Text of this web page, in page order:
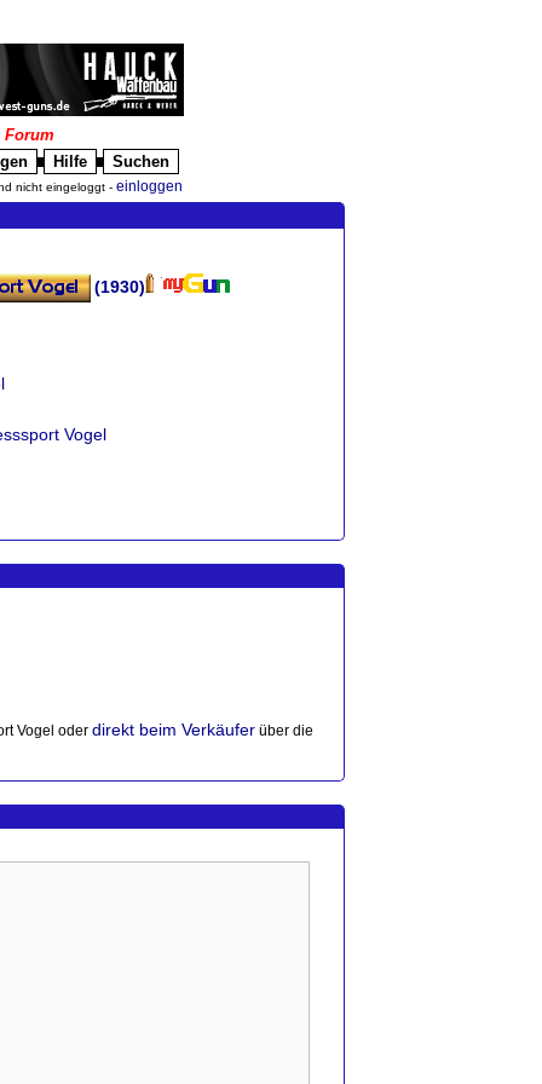
Forum
Hilfe Suchen
nicht eingeloggt - einloggen
(1930)
Vogel
Vogel oder direkt beim Verkäufer über die